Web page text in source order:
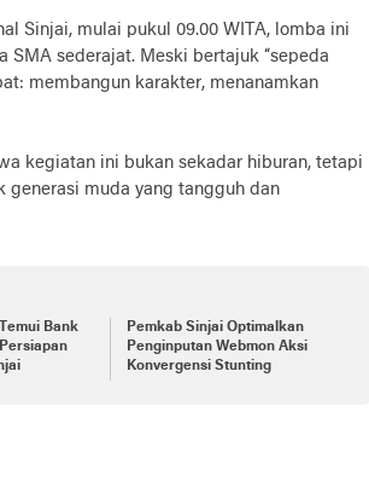
Sinjai, mulai pukul 09.00 WITA, lomba ini
sederajat. Meski bertajuk “sepeda
membangun karakter, menanamkan
kegiatan ini bukan sekadar hiburan, tetapi
generasi muda yang tangguh dan
Bank
Pemkab Sinjai Optimalkan
Penginputan Webmon Aksi
Konvergensi Stunting